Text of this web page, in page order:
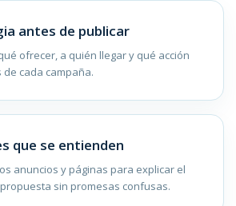
antes de publicar
ofrecer, a quién llegar y qué acción
cada campaña.
que se entienden
anuncios y páginas para explicar el
sin promesas confusas.